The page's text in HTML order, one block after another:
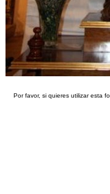
Por favor, si quieres utilizar esta